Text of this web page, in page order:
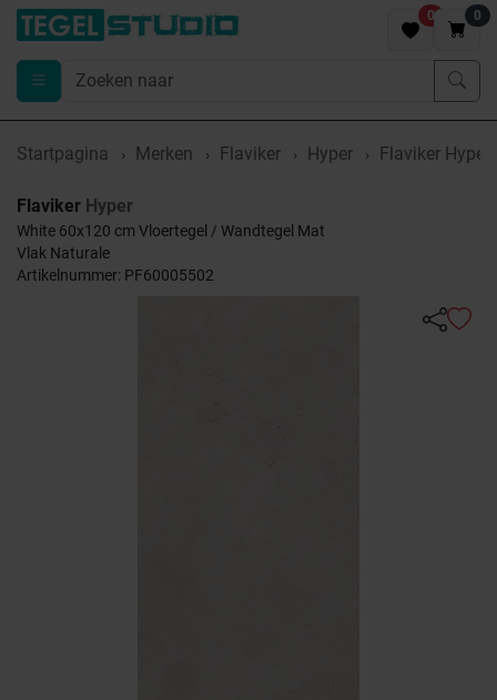
0 0
Startpagina Merken Flaviker Hyper Flaviker
Flaviker Hyper
White 60x120 cm Vloertegel / Wandtegel Mat
Vlak Naturale
Artikelnummer: PF60005502